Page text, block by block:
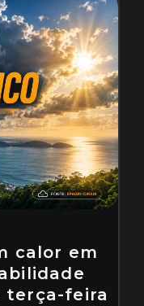
calor em
terça-feira